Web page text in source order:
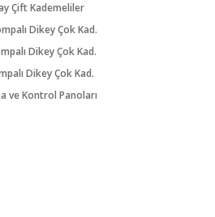
Çift Kademeliler
Dikey Çok Kad.
Dikey Çok Kad.
Dikey Çok Kad.
ve Kontrol Panoları